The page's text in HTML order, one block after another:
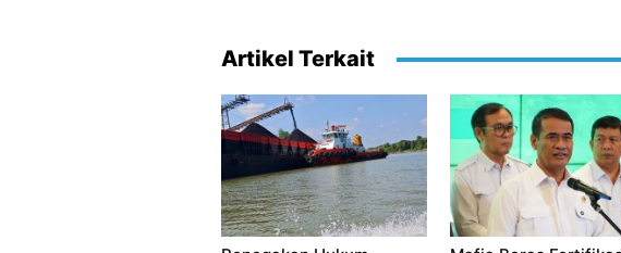
Artikel Terkait